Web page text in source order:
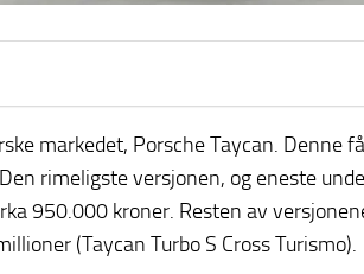
markedet, Porsche Taycan. Denne
rimeligste versjonen, og eneste
950.000 kroner. Resten av
(Taycan Turbo S Cross Turismo).